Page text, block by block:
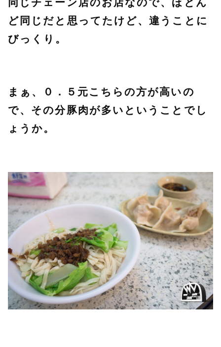
同じチェーン店のお店なので、ほとん
ど同じだと思ってたけど、違うことに
びっくり。
まぁ、０．５元こちらの方が高いの
で、その分豚肉が多いということでし
ょうか。